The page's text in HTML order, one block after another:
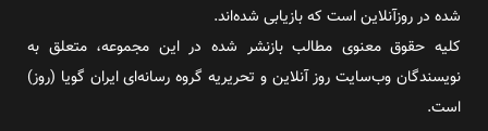
شده در روزآنلاین است که بازیابی شده‌اند.
کلیه حقوق معنوی مطالب بازنشر شده در این مجموعه، متعلق به
نویسندگان وب‌سایت روز آنلاین و تحریریه گروه رسانه‌ای ایران گویا (روز)
است.